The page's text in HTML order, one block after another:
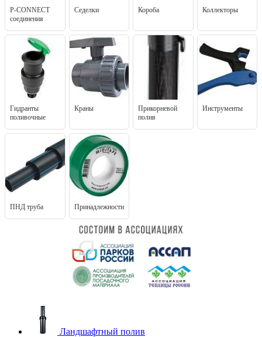
P-CONNECT
соединения
Седелки Короба Коллекторы
Гидранты
поливочные
Краны
Прикорневой
полив
Инструменты
ПНД труба Принадлежности
Ландшафтный полив